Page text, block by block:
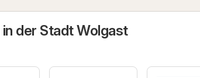
der Stadt Wolgast